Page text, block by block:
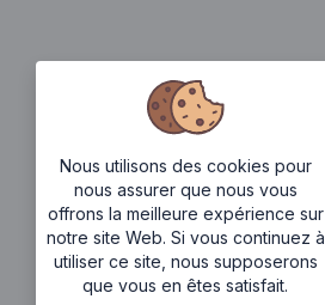
Nous utilisons des cookies pour
nous assurer que nous vous
offrons la meilleure expérience sur
notre site Web. Si vous continuez à
utiliser ce site, nous supposerons
que vous en êtes satisfait.